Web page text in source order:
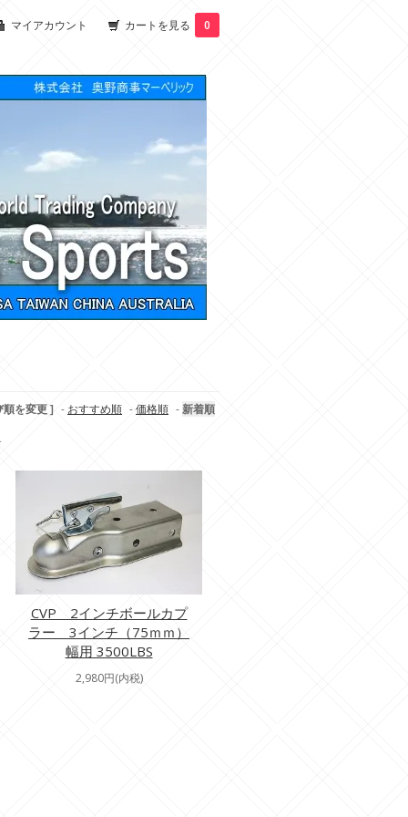
マイアカウント カートを見る 0
順を変更 ] - おすすめ順 -価格順 -新着順
CVP 2インチボールカプ
ラー 3インチ（75ｍｍ）
幅用 3500LBS
2,980円(内税)